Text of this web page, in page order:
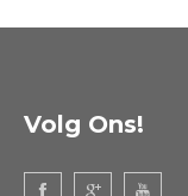
Volg Ons!